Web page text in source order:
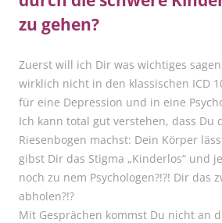
zu gehen?
Zuerst will ich Dir was wichtiges
wirklich nicht in den klassischen ICD
für eine Depression und in eine
Ich kann total gut verstehen, dass Du
Riesenbogen machst: Dein Körper
gibst Dir das Stigma „Kinderlos“ und
noch zu nem Psychologen?!?! Dir das
abholen?!?
Mit Gesprächen kommst Du nicht an